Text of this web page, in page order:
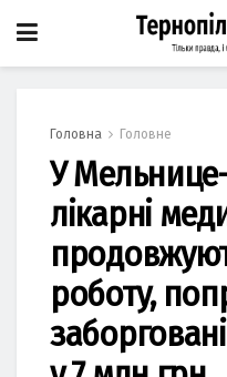
Головна Головне
У
лікарні
роботу,